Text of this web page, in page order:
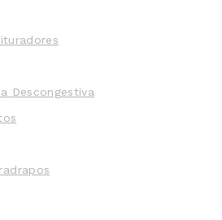
Descongestiva